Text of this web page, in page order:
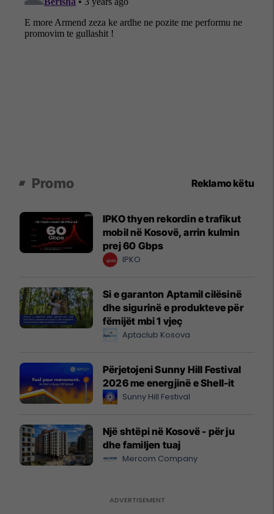
Promo Reklamo këtu
IPKO thyen rekordin e trafikut
mobil në Kosovë, arrin kulmin
prej 60 Gbps
IPKO
Si e garanton Aptamil cilësinë
dhe sigurinë e produkteve për
fëmijët mbi 1 vjeç
Aptaclub Kosova
Përjetojeni Sunny Hill Festival
2026 me energjinë e Shell-it
Sunny Hill Festival
Një shtëpi në Kosovë - për ju
dhe familjen tuaj
Mercom Company